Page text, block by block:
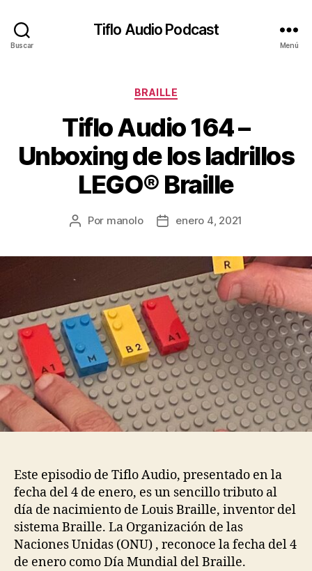
Buscar
Tiflo Audio Podcast
Menú
Categorías
BRAILLE
Tiflo Audio 164 –
Unboxing de los ladrillos
LEGO® Braille
Autor
Por manolo
Fechaenero 4, 2021
Este episodio de Tiflo Audio, presentado en la
fecha del 4 de enero, es un sencillo tributo al
día de nacimiento de Louis Braille, inventor del
sistema Braille. La Organización de las
Naciones Unidas (ONU) , reconoce la fecha del 4
de enero como Día Mundial del Braille.